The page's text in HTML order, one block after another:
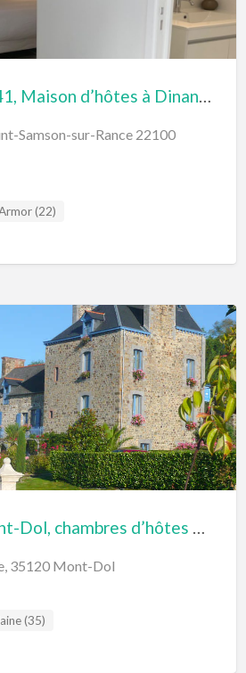
La Meffrais 1741, Maison d’hôtes à Dinan en Bretagne
Samson-sur-Rance 22100
(22)
Château de Mont-Dol, chambres d’hôtes en Bretagne Baie du Mont St-Michel
35120 Mont-Dol
(35)